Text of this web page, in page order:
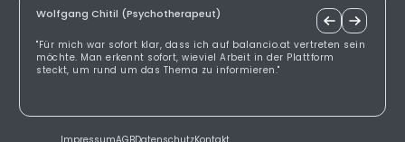
Wolfgang Chitil (Psychotherapeut)
"Für mich war sofort klar, dass ich auf balancio.at vertreten sein
möchte. Man erkennt sofort, wieviel Arbeit in der Plattform
steckt, um rund um das Thema zu informieren."